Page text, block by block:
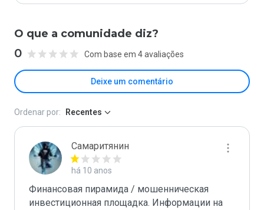
O que a comunidade diz?
0 Com base em 4 avaliações
Deixe um comentário
Ordenar por: Recentes
Самаритянин
há 10 anos
Финансовая пирамида / мошенническая
инвестиционная площадка. Информации на